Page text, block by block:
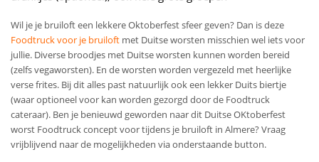
Wil je je bruiloft een lekkere Oktoberfest sfeer geven? Dan is deze
Foodtruck voor je bruiloft met Duitse worsten misschien wel iets voor
jullie. Diverse broodjes met Duitse worsten kunnen worden bereid
(zelfs vegaworsten). En de worsten worden vergezeld met heerlijke
verse frites. Bij dit alles past natuurlijk ook een lekker Duits biertje
(waar optioneel voor kan worden gezorgd door de Foodtruck
cateraar). Ben je benieuwd geworden naar dit Duitse OKtoberfest
worst Foodtruck concept voor tijdens je bruiloft in Almere? Vraag
vrijblijvend naar de mogelijkheden via onderstaande button.